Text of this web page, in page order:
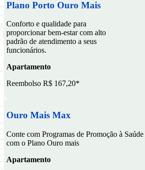
Plano Porto Ouro Mais
Conforto e qualidade para
proporcionar bem-estar com alto
padrão de atendimento a seus
funcionários.
Apartamento
Reembolso R$ 167,20*
Ouro Mais Max
Conte com Programas de Promoção à
com o Plano Ouro mais
Apartamento